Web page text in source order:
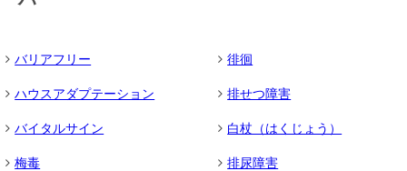
バリアフリー
ハウスアダプテーション
バイタルサイン
梅毒
徘徊
排せつ障害
白杖（はくじょう）
排尿障害